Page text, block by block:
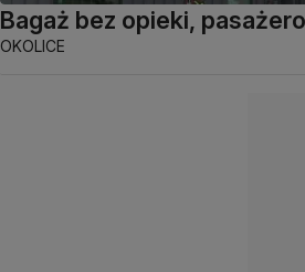
Bagaż bez opieki,
OKOLICE